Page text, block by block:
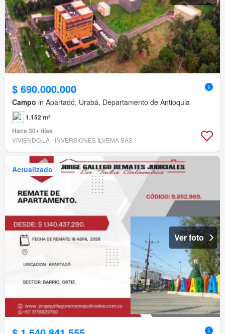
$ 690.000.000
Campo in Apartadó, Urabá, Departamento de Antioquia
1.152 m²
Hace 30+ días
VIVIENDO.LA - INVERSIONES ILVEMA SAS
Actualizado
Ver foto